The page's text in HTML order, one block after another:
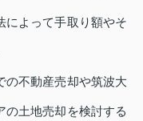
によって手取り額やそ
の不動産売却や筑波大
の土地売却を検討する